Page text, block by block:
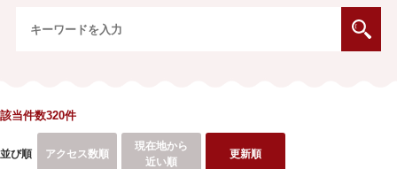
該当件数320件
並び順 アクセス数順
現在地から
近い順
更新順